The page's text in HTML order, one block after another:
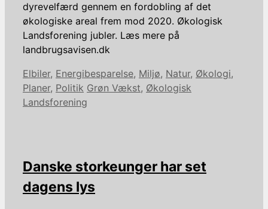
dyrevelfærd gennem en fordobling af det
økologiske areal frem mod 2020. Økologisk
Landsforening jubler. Læs mere på
landbrugsavisen.dk
Kategorier
Elbiler, Energibesparelse, Miljø, Natur, Økologi,
Planer, Politik Tags
Grøn Vækst, Økologisk
Landsforening
Danske storkeunger har set
dagens lys